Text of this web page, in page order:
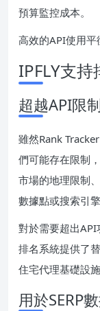
預算監控成本。
高效的API使用平
IPFLY支
超越API限
雖然Rank
們可能存在限制
市場的地理限制
數據點或搜索引
對於需要超出
排名系統提供了
住宅代理基礎設
用於SERP